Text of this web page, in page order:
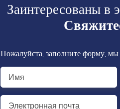
Заинтересованы в
Пожалуйста, заполните форму,
Имя
Электронная почта